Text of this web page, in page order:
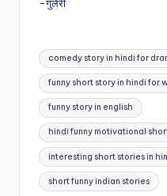
-गुलेरी
Tags:
comedy story in hindi for
funny short story in hindi for
funny story in english
hindi funny motivational
interesting short stories in
short funny indian stories